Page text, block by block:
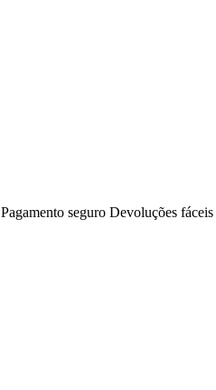
Pagamento seguro Devoluções fáceis